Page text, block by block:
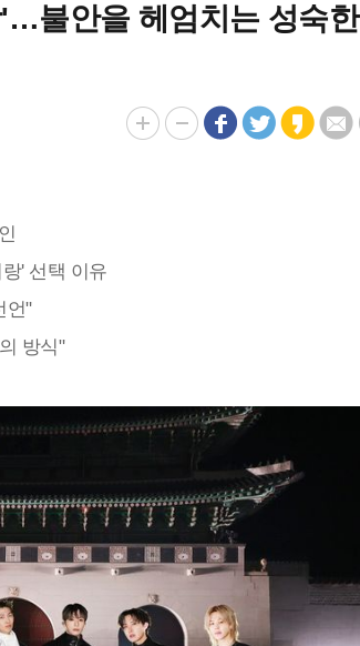
불안을 헤엄치는 성숙한
' 선택 이유
언"
방식"